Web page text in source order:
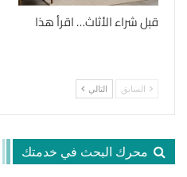
قبل شراء الأثاث… اقرأ هذا
السابق التالي
محرك البحث في خدمتك